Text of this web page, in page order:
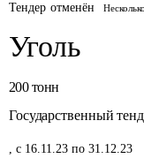
Тендер отменён
Уголь
200 тонн
Государственный
, с 16.11.23 по 31.12.23